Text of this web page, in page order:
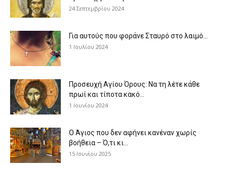
24 Σεπτεμβρίου 2024
Για αυτούς που φοράνε Σταυρό στο λαιμό…
1 Ιουλίου 2024
Προσευχή Αγίου Όρους: Να τη λέτε κάθε
πρωί και τίποτα κακό...
1 Ιουνίου 2024
Ο Άγιος που δεν αφήνει κανέναν χωρίς
βοήθεια – Ό,τι κι...
15 Ιουνίου 2025